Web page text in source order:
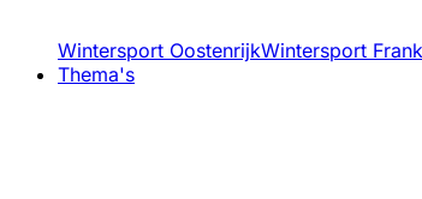
Wintersport OostenrijkWintersport
Thema's